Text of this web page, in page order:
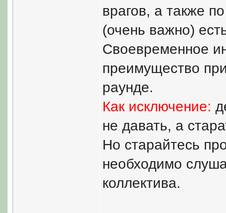
врагов, а также
(очень важно)
Своевременное
преимущество
раунде.
Как исключение:
не давать, а
Но старайтесь
необходимо
коллектива.